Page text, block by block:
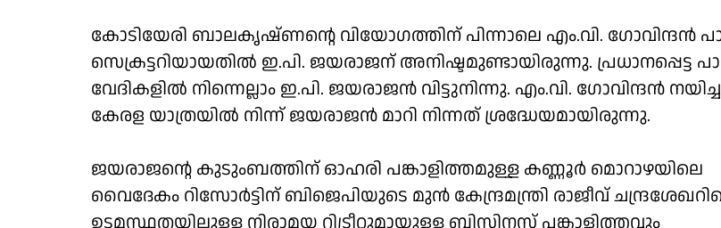
കോടിയേരി ബാലകൃഷ്ണന്റെ വിയോഗത്തിന് പിന്നാലെ എം.വി. ഗോവിന്ദന്‍
സെക്രട്ടറിയായതില്‍ ഇ.പി. ജയരാജന് അനിഷ്ടമുണ്ടായിരുന്നു. പ്രധാനപ്പെട്ട
വേദികളില്‍ നിന്നെല്ലാം ഇ.പി. ജയരാജന്‍ വിട്ടുനിന്നു. എം.വി. ഗോവിന്ദന്‍ നയിച്ച
കേരള യാത്രയില്‍ നിന്ന് ജയരാജന്‍ മാറി നിന്നത് ശ്രദ്ധേയമായിരുന്നു.
ജയരാജന്റെ കുടുംബത്തിന് ഓഹരി പങ്കാളിത്തമുള്ള കണ്ണൂര്‍ മൊറാഴയിലെ
വൈദേകം റിസോര്‍ട്ടിന് ബിജെപിയുടെ മുന്‍ കേന്ദ്രമന്ത്രി രാജീവ്
ഉടമസ്ഥതയിലുള്ള നിരാമയ റിട്രീറ്റുമായുള്ള ബിസിനസ് പങ്കാളിത്തവും